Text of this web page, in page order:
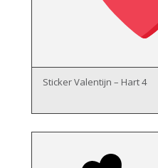
Sticker Valentijn – Hart 4